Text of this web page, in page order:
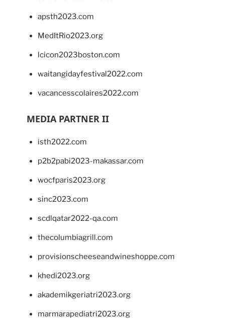
apsth2023.com
MedItRio2023.org
lcicon2023boston.com
waitangidayfestival2022.com
vacancesscolaires2022.com
MEDIA PARTNER II
isth2022.com
p2b2pabi2023-makassar.com
wocfparis2023.org
sinc2023.com
scdlqatar2022-qa.com
thecolumbiagrill.com
provisionscheeseandwineshoppe.com
khedi2023.org
akademikgeriatri2023.org
marmarapediatri2023.org